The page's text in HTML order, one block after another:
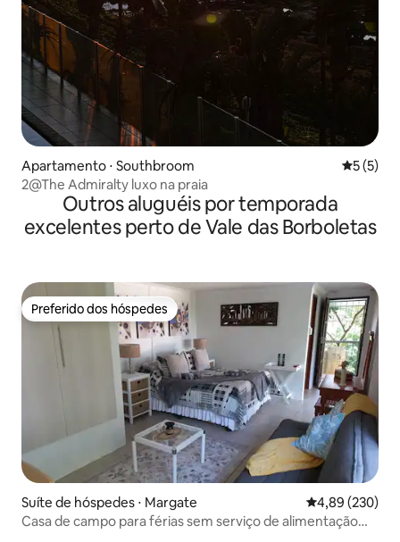
Apartamento ⋅ Southbroom 5 de
5 (5)
2@The Admiralty luxo na praia
Outros aluguéis por temporada
excelentes perto de Vale das Borboletas
Preferido dos hóspedes
Preferido dos hóspedes
Suíte de hóspedes ⋅ Margate 4,89 de uma
4,89 (230)
Casa de campo para férias sem serviço de alimentação